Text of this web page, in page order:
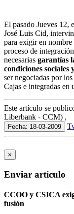
El pasado Jueves 12,
José Luis Cid,
para exigir en
proceso de integración
necesarias garantías
condiciones
ser negociadas por
Cajas e integradas en
Este artículo se
Liberbank - CCM) ,
Fecha: 18-03-2009
×
Enviar artículo
CCOO y CSICA
fusión